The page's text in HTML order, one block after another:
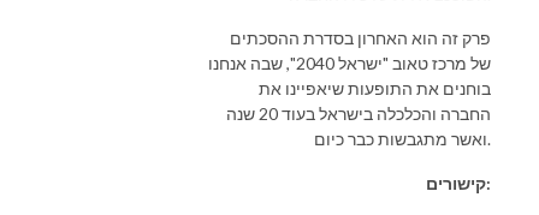
פרק זה הוא האחרון בסדרת ההסכתים
של מרכז טאוב "ישראל 2040", שבה אנחנו
בוחנים את התופעות שיאפיינו את
החברה והכלכלה בישראל בעוד 20 שנה
ואשר מתגבשות כבר כיום.
קישורים: